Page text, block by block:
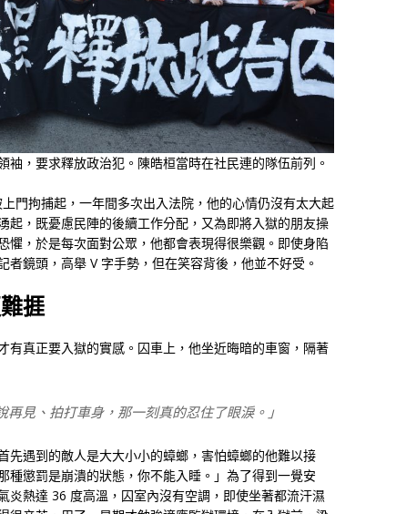
，要求釋放政治犯。陳皓桓當時在社民連的隊伍前列。
門拘捕起，一年間多次出入法院，他的心情仍沒有太大起
起，既憂慮民陣的後續工作分配，又為即將入獄的朋友操
，於是每次面對公眾，他都會表現得很樂觀。即使身陷
鏡頭，高舉 V 字手勢，但在笑容背後，他並不好受。
捱
有真正要入獄的實感。囚車上，他坐近晦暗的車窗，隔著
見、拍打車身，那一刻真的忍住了眼淚。」
先遇到的敵人是大大小小的蟑螂，害怕蟑螂的他難以接
種懲罰是崩潰的狀態，你不能入睡。」為了得到一覺安
炎熱達 36 度高溫，囚室內沒有空調，即使坐著都流汗濕